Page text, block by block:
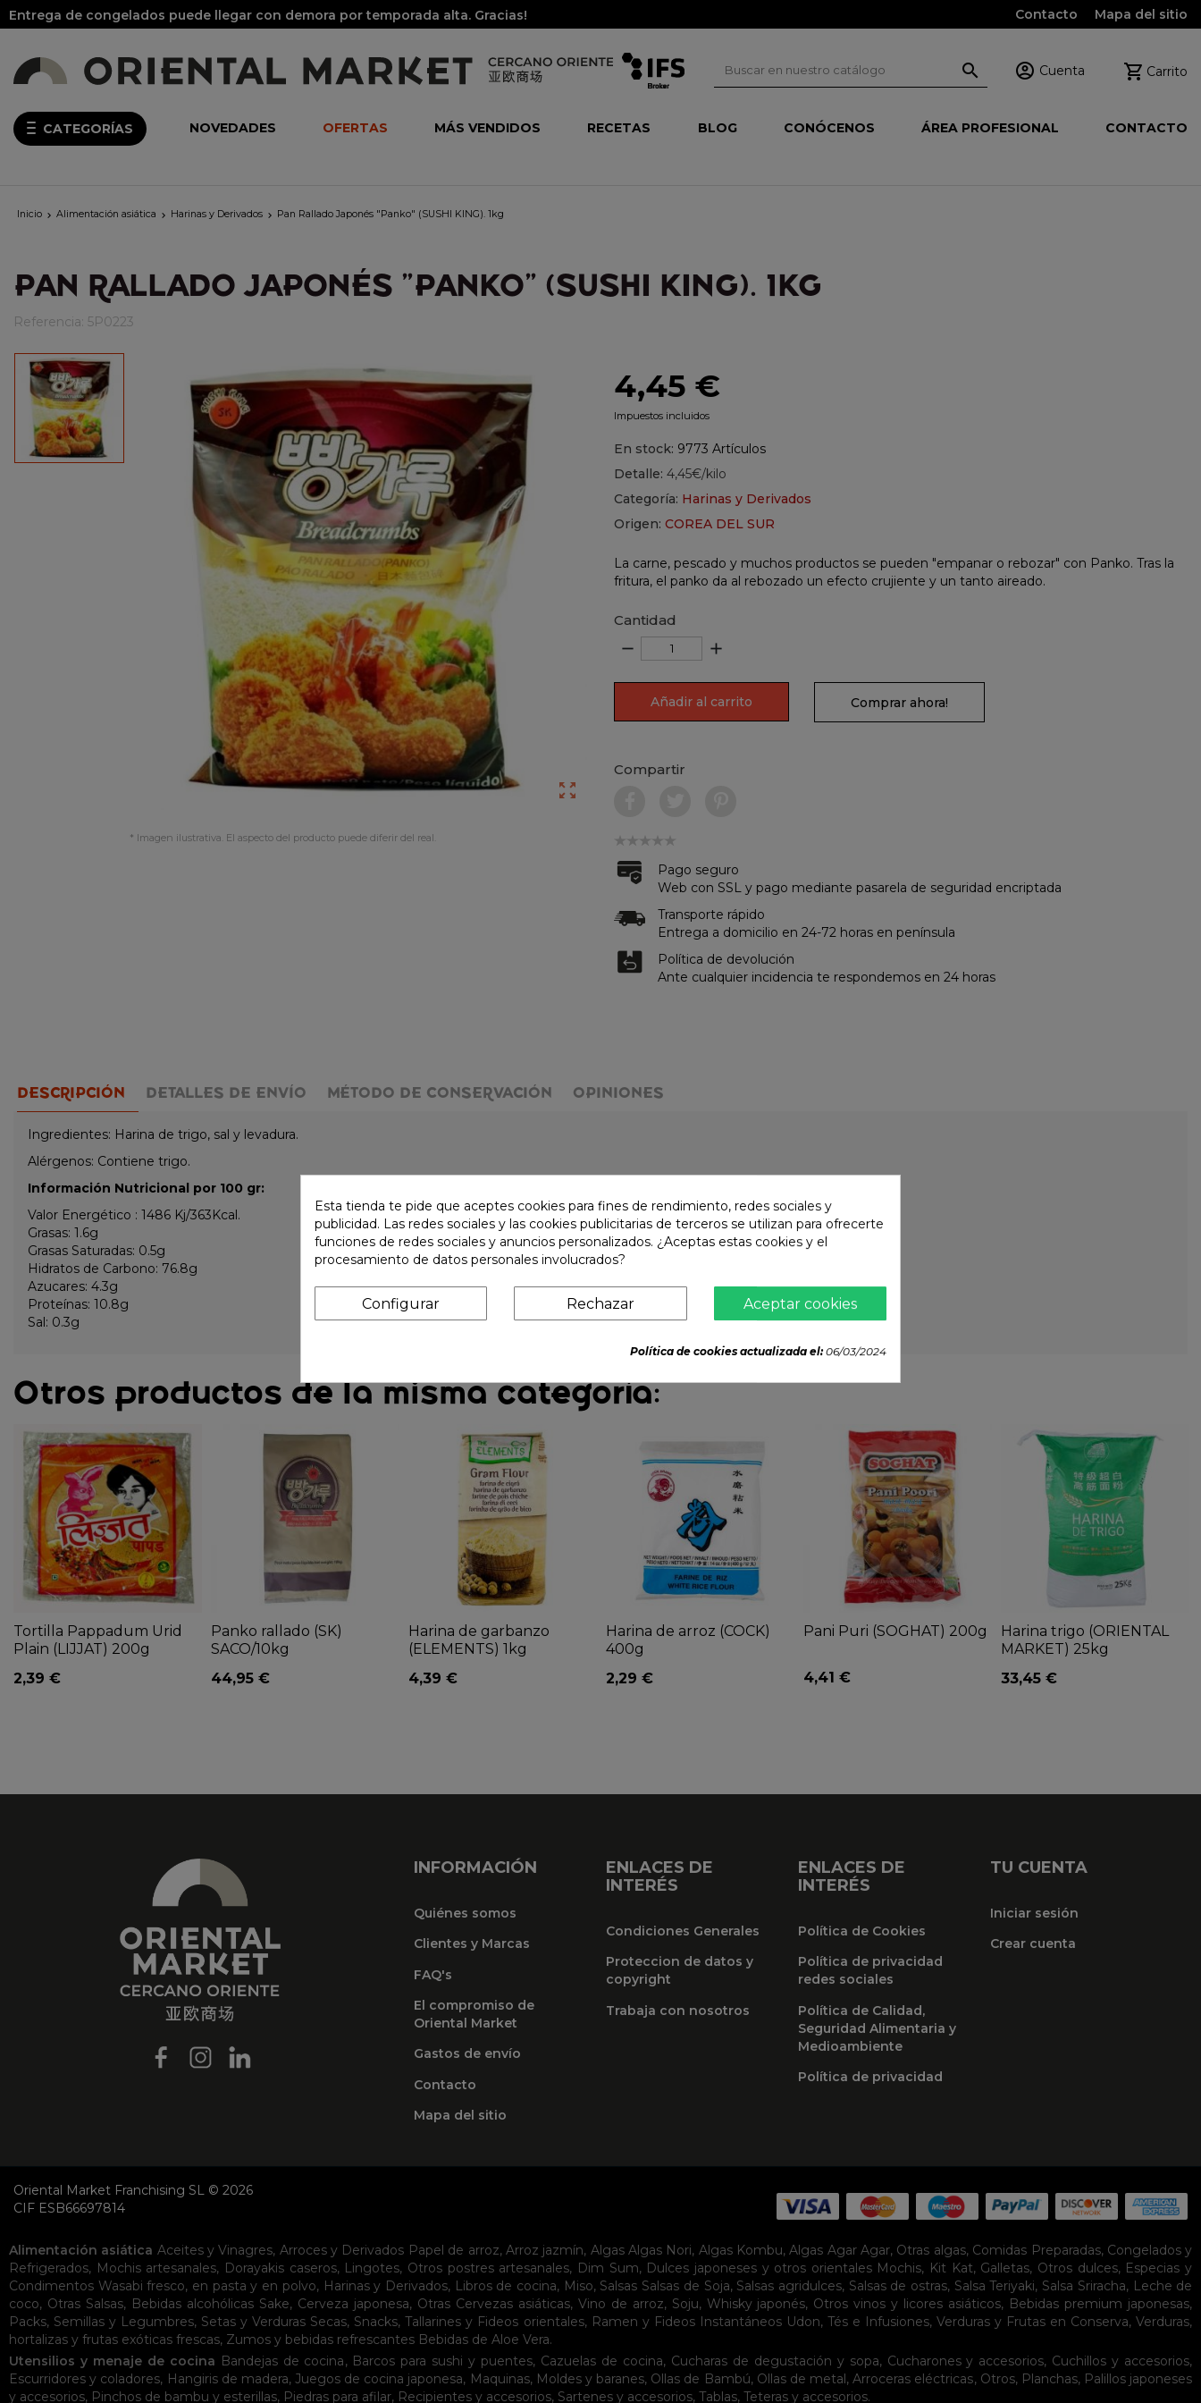
Entrega de congelados puede llegar con demora por temporada alta. Gracias! Contacto Mapa del sitio
  Cuenta  Carrito
CATEGORÍAS NOVEDADES OFERTAS MÁS VENDIDOS RECETAS BLOG CONÓCENOS ÁREA PROFESIONAL CONTACTO
Inicio  Alimentación asiática  Harinas y Derivados  Pan Rallado Japonés "Panko" (SUSHI KING). 1kg
PAN RALLADO JAPONÉS "PANKO" (SUSHI KING). 1KG
Referencia: 5P0223

* Imagen ilustrativa. El aspecto del producto puede diferir del real.
4,45 €
Impuestos incluidos
En stock: 9773 Artículos
Detalle: 4,45€/kilo
Categoría: Harinas y Derivados
Origen: COREA DEL SUR
La carne, pescado y muchos productos se pueden "empanar o rebozar" con Panko. Tras la
fritura, el panko da al rebozado un efecto crujiente y un tanto aireado.
Cantidad
remove add
Añadir al carrito Comprar ahora!
Compartir
Pago seguro
Web con SSL y pago mediante pasarela de seguridad encriptada
Transporte rápido
Entrega a domicilio en 24-72 horas en península
Política de devolución
Ante cualquier incidencia te respondemos en 24 horas
DESCRIPCIÓN DETALLES DE ENVÍO MÉTODO DE CONSERVACIÓN OPINIONES
Ingredientes: Harina de trigo, sal y levadura.
Alérgenos: Contiene trigo.
Información Nutricional por 100 gr:
Valor Energético : 1486 Kj/363Kcal.
Grasas: 1.6g
Grasas Saturadas: 0.5g
Hidratos de Carbono: 76.8g
Azucares: 4.3g
Proteínas: 10.8g
Sal: 0.3g
Otros productos de la misma categoría:
Tortilla Pappadum Urid
Plain (LIJJAT) 200g
2,39 €
Panko rallado (SK)
SACO/10kg
44,95 €
Harina de garbanzo
(ELEMENTS) 1kg
4,39 €
Harina de arroz (COCK)
400g
2,29 €
Pani Puri (SOGHAT) 200g
4,41 €
Harina trigo (ORIENTAL
MARKET) 25kg
33,45 €
INFORMACIÓN
Quiénes somos
Clientes y Marcas
FAQ's
El compromiso de
Oriental Market
Gastos de envío
Contacto
Mapa del sitio
ENLACES DE
INTERÉS
Condiciones Generales
Proteccion de datos y
copyright
Trabaja con nosotros
ENLACES DE
INTERÉS
Política de Cookies
Política de privacidad
redes sociales
Política de Calidad,
Seguridad Alimentaria y
Medioambiente
Política de privacidad
TU CUENTA
Iniciar sesión
Crear cuenta
Oriental Market Franchising SL © 2026
CIF ESB66697814
Alimentación asiática Aceites y Vinagres, Arroces y Derivados Papel de arroz, Arroz jazmín, Algas Algas Nori, Algas Kombu,Algas Agar Agar, Otras algas, Comidas Preparadas, Congelados y
Refrigerados, Mochis artesanales, Dorayakis caseros, Lingotes, Otros postres artesanales, Dim Sum, Dulces japoneses y otros orientales Mochis, Kit Kat, Galletas, Otros dulces, Especias y
Condimentos Wasabi fresco, en pasta y en polvo, Harinas y Derivados, Libros de cocina, Miso, Salsas Salsas de Soja, Salsas agridulces, Salsas de ostras, Salsa Teriyaki, Salsa Sriracha, Leche de
coco, Otras Salsas, Bebidas alcohólicas Sake, Cerveza japonesa, Otras Cervezas asiáticas, Vino de arroz, Soju, Whisky japonés, Otros vinos y licores asiáticos, Bebidas premium japonesas,
Packs, Semillas y Legumbres, Setas y Verduras Secas, Snacks,Tallarines y Fideos orientales, Ramen y Fideos Instantáneos Udon, Tés e Infusiones, Verduras y Frutas en Conserva,Verduras,
hortalizas y frutas exóticas frescas, Zumos y bebidas refrescantes Bebidas de Aloe Vera.
Utensilios y menaje de cocina Bandejas de cocina, Barcos para sushi y puentes, Cazuelas de cocina, Cucharas de degustación y sopa, Cucharones y accesorios, Cuchillos y accesorios,
Escurridores y coladores, Hangiris de madera, Juegos de cocina japonesa, Maquinas, Moldes y baranes, Ollas de Bambú, Ollas de metal,Arroceras eléctricas, Otros, Planchas, Palillos japoneses
y accesorios, Pinchos de bambu y esterillas, Piedras para afilar, Recipientes y accesorios, Sartenes y accesorios, Tablas, Teteras y accesorios.
Esta tienda te pide que aceptes cookies para fines de rendimiento, redes sociales y
publicidad. Las redes sociales y las cookies publicitarias de terceros se utilizan para ofrecerte
funciones de redes sociales y anuncios personalizados. ¿Aceptas estas cookies y el
procesamiento de datos personales involucrados?
Aceptar cookies
Rechazar
Configurar
Política de cookies actualizada el:06/03/2024